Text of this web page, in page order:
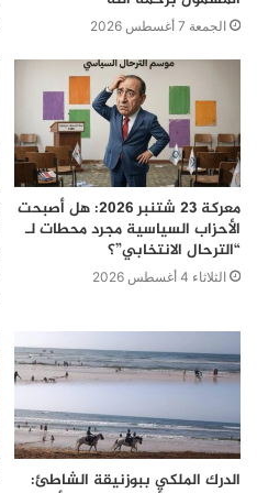
حتى الشرقية خاصها تقرير
غادي نسقسيك سؤال واحد
منين عرضت اسبانيا على
ورفضتوا عرضها علاش ما
1964 الى 1975🤔؟
في تحرير الصحراء من الاحتلال
الجمعة 7 أغسطس 2026
معركة 23 شتنبر 2026: هل أصبحت
الأحزاب السياسية مجرد محطات لـ
“الترحال الانتخابي”؟
الثلاثاء 4 أغسطس 2026
الدرك الملكي ببوزنيقة الشاطئ: